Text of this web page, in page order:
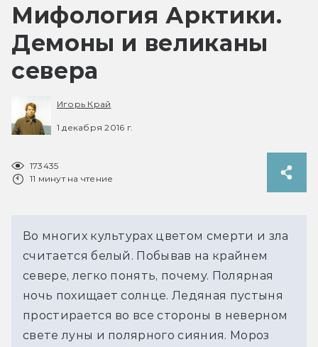
Мифология Арктики.
Демоны и великаны
севера
Игорь Край
1 декабря 2016 г.
173435
11 минут на чтение
Во многих культурах цветом смерти и зла
считается белый. Побывав на крайнем
севере, легко понять, почему. Полярная
ночь похищает солнце. Ледяная пустыня
простирается во все стороны в неверном
свете луны и полярного сияния. Мороз